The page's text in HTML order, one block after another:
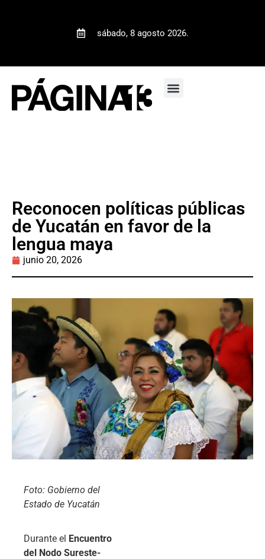
sábado, 8 agosto 2026.
Reconocen políticas públicas
de Yucatán en favor de la
lengua maya
junio 20, 2026
Foto: Gobierno del
Estado de Yucatán
Durante el Encuentro
del Nodo Sureste-